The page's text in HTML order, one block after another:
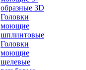
образные 3D
Головки
моющие
шплинтовые
Головки
моющие
щелевые